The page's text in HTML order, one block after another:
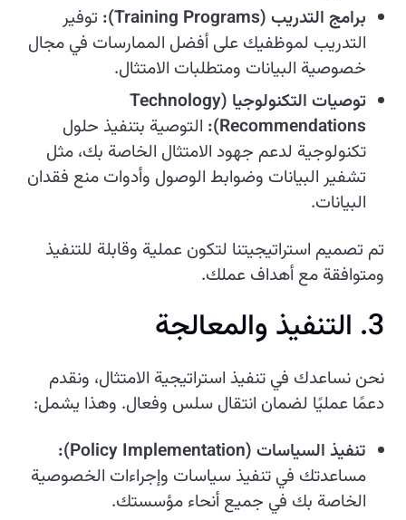
برامج التدريب (Training Programs):
توفير
التدريب لموظفيك على أفضل الممارسات في مجال
خصوصية البيانات ومتطلبات الامتثال.
توصيات التكنولوجيا (Technology
Recommendations):
التوصية بتنفيذ حلول
تكنولوجية لدعم جهود الامتثال الخاصة بك، مثل
تشفير البيانات وضوابط الوصول وأدوات منع فقدان
البيانات.
تم تصميم استراتيجيتنا لتكون عملية وقابلة للتنفيذ
ومتوافقة مع أهداف عملك.
3. التنفيذ والمعالجة
نحن نساعدك في تنفيذ استراتيجية الامتثال، ونقدم
دعمًا عمليًا لضمان انتقال سلس وفعال. وهذا يشمل:
تنفيذ السياسات (Policy Implementation):
مساعدتك في تنفيذ سياسات وإجراءات الخصوصية
الخاصة بك في جميع أنحاء مؤسستك.